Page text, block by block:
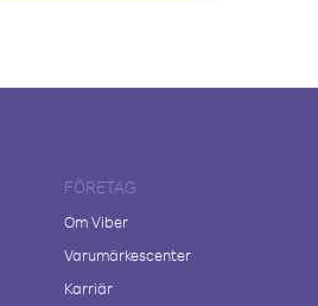
FÖRETAG
Om Viber
Varumärkescenter
Karriär